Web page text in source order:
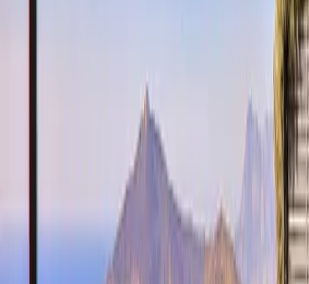
Kültür ve Turizm Bakanlığı
07-1821
Giriş - Çıkış Tarihi Tarih aralığı seçin
Çocuk
Konaklama Kuralı